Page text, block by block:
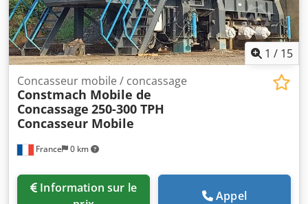
1 / 15
France 0 km
Concasseur mobile / concassage
Constmach Mobile de
Concassage 250-300 TPH
Concasseur Mobile
Appel